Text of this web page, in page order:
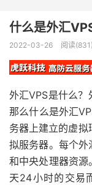
什么是外汇
2022-03-26 阅读(831)
外汇VPS是什么？
那么什么是外汇
务器上建立的虚
拟服务器。每个外
和中央处理器资源
天24小时的交易